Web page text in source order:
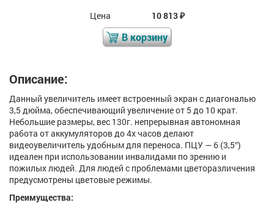
Цена 10 813₽
В корзину
Описание:
Данный увеличитель имеет встроенный экран с диагональю
3,5 дюйма, обеспечивающий увеличение от 5 до 10 крат.
Небольшие размеры, вес 130г. непрерывная автономная
работа от аккумуляторов до 4х часов делают
видеоувеличитель удобным для переноса. ПЦУ — 6 (3,5″)
идеален при использовании инвалидами по зрению и
пожилых людей. Для людей с проблемами цветоразличения
предусмотрены цветовые режимы.
Преимущества: